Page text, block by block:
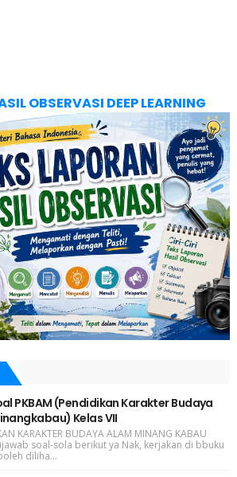
OBSERVASI DEEP LEARNING
PKBAM (Pendidikan Karakter Budaya
Kelas VII
KARAKTER BUDAYA ALAM MINANG KABAU
soal-sola berikut ya Nak, kerjakan di bbuku
diliha...